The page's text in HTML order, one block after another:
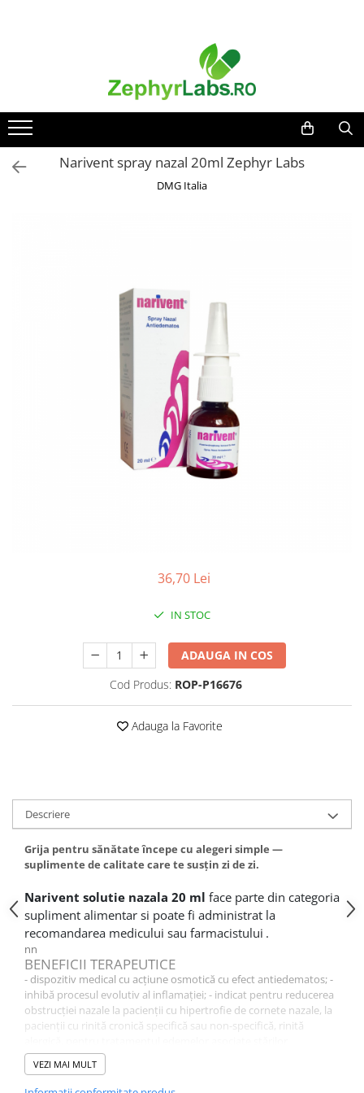
Alimentatie sanatoasa
Alimente
Dieta
Imunitate
Ceaiuri
Suplimente alimentare copii
Altele-Mama si copil
Igiena intima
Ingrijire corp
Aparatura medicala
Altele-Produse tehnico-medicale
Tonice sexuale
Fertilitate
Teste de sarcina si ovulatie
Altele-Sanatatea cuplului
Suplimente alimentare
Vitamine si minerale
Afectiuni
Afectiuni dermatologice
Narivent spray nazal 20ml Zephyr Labs
DMG Italia
36,70 Lei
IN STOC
ADAUGA IN COS
Cod Produs: ROP-P16676
Adauga la Favorite
Descriere
Grija pentru sănătate începe cu alegeri simple —
suplimente de calitate care te susțin zi de zi.
Narivent solutie nazala 20 ml face parte din categoria
supliment alimentar si poate fi administrat la
recomandarea medicului sau farmacistului .
nn
BENEFICII TERAPEUTICE
- dispozitiv medical cu acţiune osmotică cu efect antiedematos; -
inhibă procesul evolutiv al inflamației; - indicat pentru reducerea
obstrucţiei nazale la pacienţii cu hipertrofie de cornete nazale, la
pacienţii cu rinită cronică specifică sau non-specifică, rinită
inflamatorii rinosinusale şi rinoadenoiditelor cronice, pentru
tratamentul și prevenirea recidivei post-chirurgicale a polipilor
nazali, pentru tratamentul pre și post-chirurgical al patologiilor
VEZI MAI MULT